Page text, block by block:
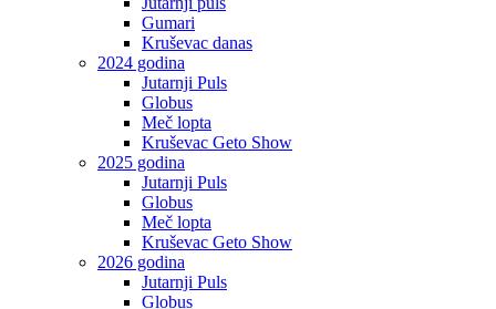
Gumari
Kruševac danas
2024 godina
Jutarnji Puls
Globus
Meč lopta
Kruševac Geto Show
2025 godina
Jutarnji Puls
Globus
Meč lopta
Kruševac Geto Show
2026 godina
Jutarnji Puls
Globus